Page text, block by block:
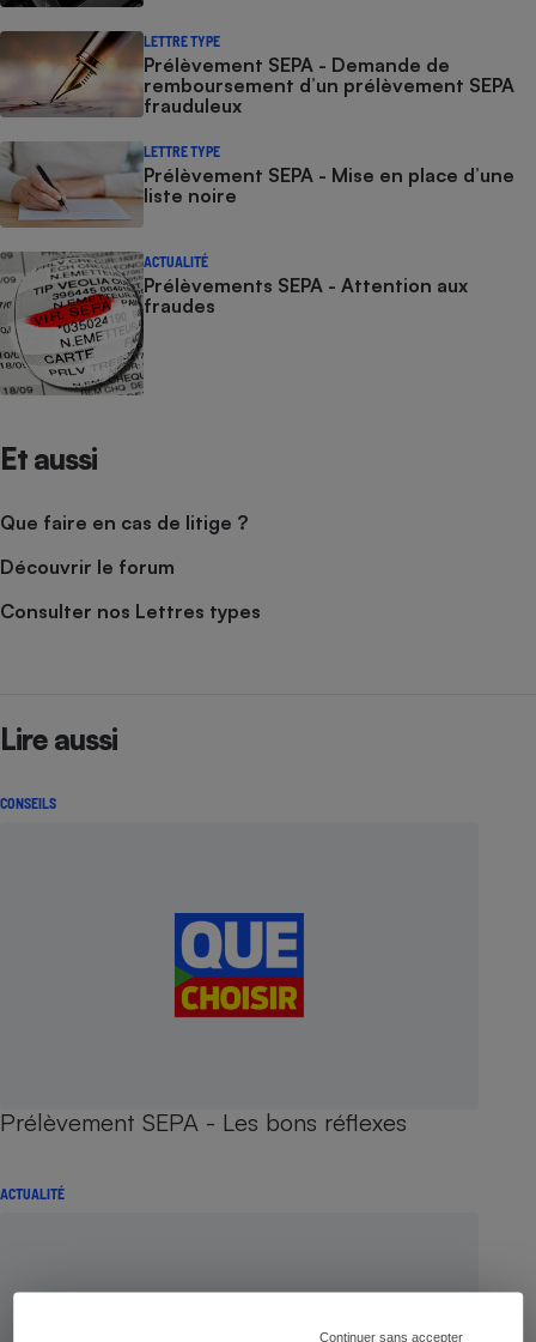
Continuer sans accepter
LETTRE TYPE
Prélèvement SEPA - Demande de
remboursement d’un prélèvement SEPA
frauduleux
LETTRE TYPE
Prélèvement SEPA - Mise en place d’une
liste noire
ACTUALITÉ
Prélèvements SEPA - Attention aux
fraudes
Et aussi
Que faire en cas de litige ?
Découvrir le forum
Consulter nos Lettres types
Lire aussi
CONSEILS
Prélèvement SEPA - Les bons réflexes
ACTUALITÉ